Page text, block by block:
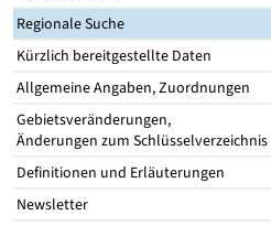
Regionale Suche
Kürzlich bereitgestellte Daten
Allgemeine Angaben, Zuordnungen
Gebietsveränderungen,
Änderungen zum Schlüsselverzeichnis
Definitionen und Erläuterungen
Newsletter